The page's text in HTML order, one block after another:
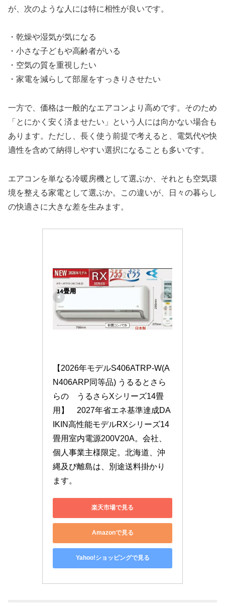
が、次のような人には特に相性が良いです。
・乾燥や湿気が気になる
・小さな子どもや高齢者がいる
・空気の質を重視したい
・家電を減らして部屋をすっきりさせたい
一方で、価格は一般的なエアコンより高めです。そのため
「とにかく安く済ませたい」という人には向かない場合も
あります。ただし、長く使う前提で考えると、電気代や快
適性を含めて納得しやすい選択になることも多いです。
エアコンを単なる冷暖房機として選ぶか、それとも空気環
境を整える家電として選ぶか。この違いが、日々の暮らし
の快適さに大きな差を生みます。
【2026年モデルS406ATRP-W(A
N406ARP同等品) うるるとさら
らの　うるさらXシリーズ14畳
用】　2027年省エネ基準達成DA
IKIN高性能モデルRXシリーズ14
畳用室内電源200V20A。会社、
個人事業主様限定。北海道、沖
縄及び離島は、別途送料掛かり
ます。
楽天市場で見る
Amazonで見る
Yahoo!ショッピングで見る